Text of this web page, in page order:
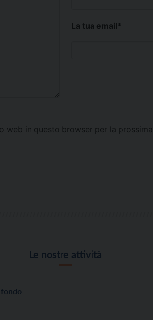
La tua email*
web in questo browser per la
Le nostre attività